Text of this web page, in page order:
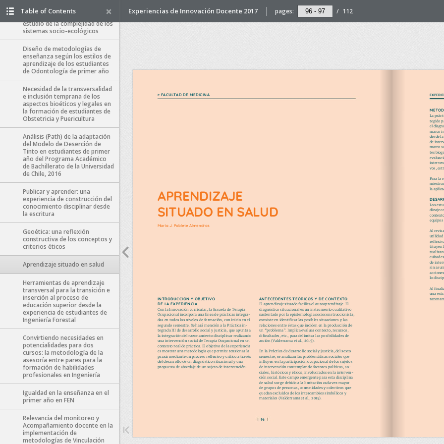
Experiencias de Innovación Docente 2017 pages: / 112
Table of Contents
adaptativo con enfoque
transdisciplinario para el
estudio de la complejidad de los
sistemas socio-ecológicos
Diseño de metodologías de
enseñanza según los estilos de
aprendizaje de los estudiantes
de Odontología de primer año
Necesidad de la transversalidad
e inclusión temprana de los
aspectos bioéticos y legales en
la formación de estudiantes de
Obstetricia y Puericultura
Análisis (Path) de la adaptación
del Modelo de Deserción de
Tinto en estudiantes de primer
año del Programa Académico
de Bachillerato de la Universidad
de Chile, 2016
Publicar y aprender: una
experiencia de construcción del
conocimiento disciplinar desde
la escritura
Geoética: una reflexión
constructiva de los conceptos y
criterios éticos
Aprendizaje situado en salud
Herramientas de aprendizaje
transversal para la transición e
inserción al proceso de
educación superior desde la
experiencia de estudiantes de
Ingeniería Forestal
Convirtiendo necesidades en
potencialidades para dos
cursos: la metodología de la
asesoría entre pares para la
formación de habilidades
profesionales en Ingeniería
Igualdad en la enseñanza en el
primer año en FEN
Relevancia del monitoreo y
Acompañamiento docente en la
implementación de
metodologías de Vinculación